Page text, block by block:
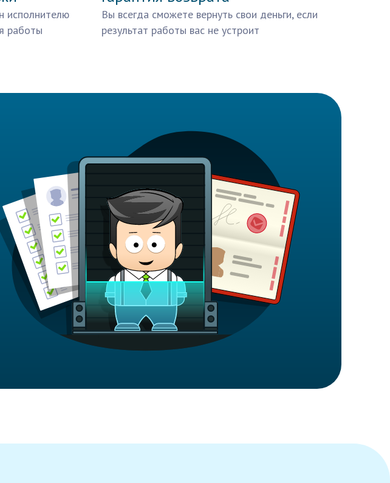
исполнителю
работы
Вы всегда сможете вернуть свои деньги, если
результат работы вас не устроит